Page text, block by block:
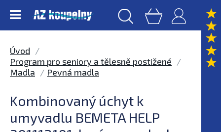
Úvod
Program pro seniory a tělesně postižené
Madla
Pevná madla
Kombinovaný úchyt k
umyvadlu BEMETA HELP